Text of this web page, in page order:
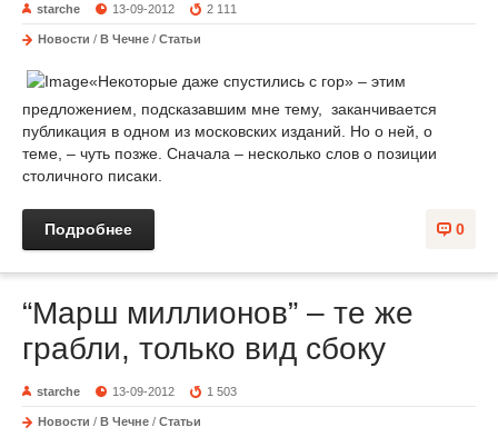
starche 13-09-2012 2 111
Новости / В Чечне / Статьи
«Некоторые даже спустились с гор» – этим
предложением, подсказавшим мне тему, заканчивается
публикация в одном из московских изданий. Но о ней, о
теме, – чуть позже. Сначала – несколько слов о позиции
столичного писаки.
0
Подробнее
“Марш миллионов” – те же
грабли, только вид сбоку
starche 13-09-2012 1 503
Новости / В Чечне / Статьи